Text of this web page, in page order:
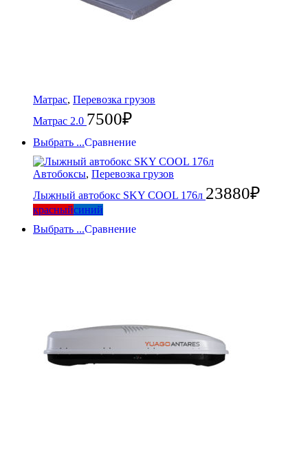
Матрас, Перевозка грузов
Матрас 2.0 7500₽
Выбрать ...Сравнение
Автобоксы, Перевозка грузов
Лыжный автобокс SKY COOL 176л 23880₽
красныйсиний
Выбрать ...Сравнение